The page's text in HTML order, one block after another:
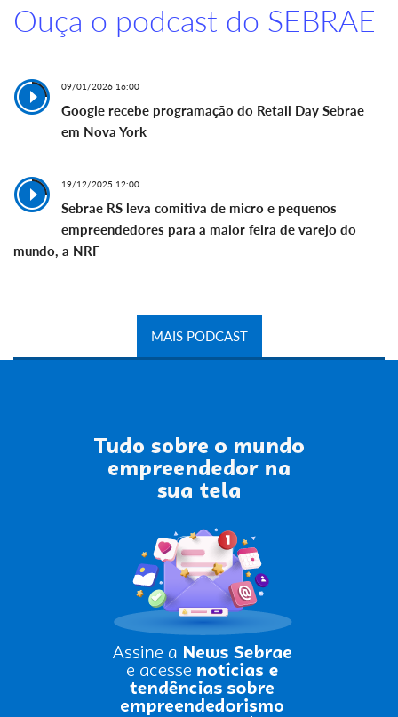
Ouça o podcast do SEBRAE
09/01/2026 16:00
Google recebe programação do Retail Day Sebrae
em Nova York
19/12/2025 12:00
Sebrae RS leva comitiva de micro e pequenos
empreendedores para a maior feira de varejo do
mundo, a NRF
MAIS PODCAST